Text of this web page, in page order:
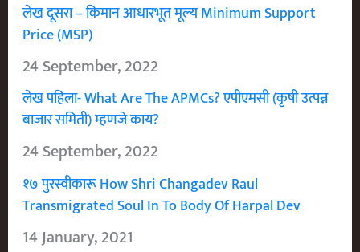
लेख दूसरा – किमान आधारभूत मूल्य Minimum Support
Price (MSP)
24 September, 2022
लेख पहिला- What Are The APMCs? एपीएमसी (कृषी उत्पन्न
बाजार समिती) म्हणजे काय?
24 September, 2022
१७ पुरस्वीकारू How Shri Changadev Raul
Transmigrated Soul In To Body Of Harpal Dev
14 January, 2021